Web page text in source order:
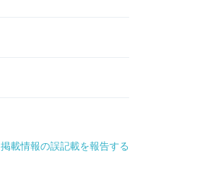
掲載情報の誤記載を報告する